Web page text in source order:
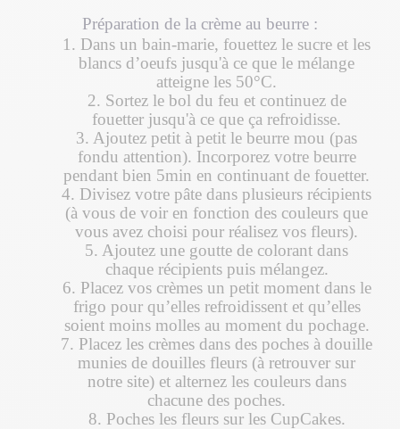
Préparation de la crème au beurre :
1. Dans un bain-marie, fouettez le sucre et les
blancs d’oeufs jusqu'à ce que le mélange
atteigne les 50°C.
2. Sortez le bol du feu et continuez de
fouetter jusqu'à ce que ça refroidisse.
3. Ajoutez petit à petit le beurre mou (pas
fondu attention). Incorporez votre beurre
pendant bien 5min en continuant de fouetter.
4. Divisez votre pâte dans plusieurs récipients
(à vous de voir en fonction des couleurs que
vous avez choisi pour réalisez vos fleurs).
5. Ajoutez une goutte de colorant dans
chaque récipients puis mélangez.
6. Placez vos crèmes un petit moment dans le
frigo pour qu’elles refroidissent et qu’elles
soient moins molles au moment du pochage.
7. Placez les crèmes dans des poches à douille
munies de douilles fleurs (à retrouver sur
notre site) et alternez les couleurs dans
chacune des poches.
8. Poches les fleurs sur les CupCakes.